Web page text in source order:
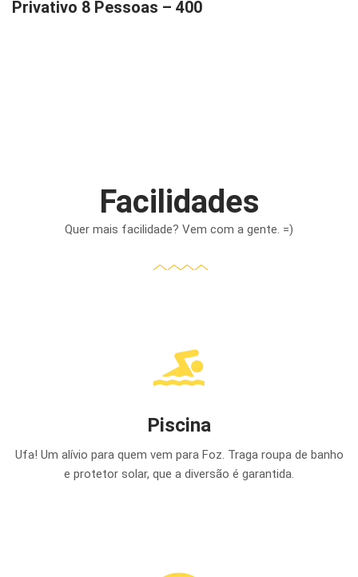
Privativo 8 Pessoas – 400
Facilidades
Quer mais facilidade? Vem com a gente. =)
Piscina
Ufa! Um alívio para quem vem para Foz. Traga roupa de banho
e protetor solar, que a diversão é garantida.